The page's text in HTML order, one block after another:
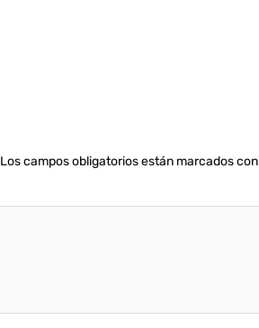
Los campos obligatorios están marcados con